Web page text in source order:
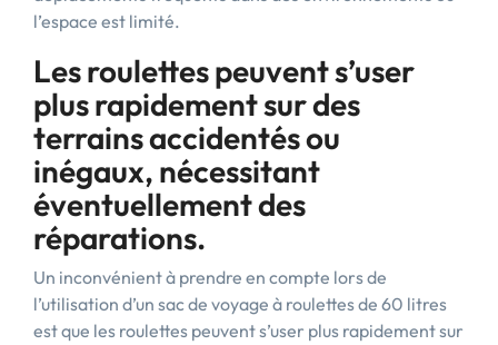
l’espace est limité.
Les roulettes peuvent s’user
plus rapidement sur des
terrains accidentés ou
inégaux, nécessitant
éventuellement des
réparations.
Un inconvénient à prendre en compte lors de
l’utilisation d’un sac de voyage à roulettes de 60 litres
est que les roulettes peuvent s’user plus rapidement sur